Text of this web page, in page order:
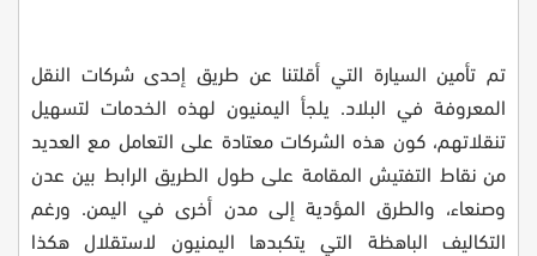
تم تأمين السيارة التي أقلتنا عن طريق إحدى شركات النقل
المعروفة في البلاد. يلجأ اليمنيون لهذه الخدمات لتسهيل
تنقلاتهم، كون هذه الشركات معتادة على التعامل مع العديد
من نقاط التفتيش المقامة على طول الطريق الرابط بين عدن
وصنعاء، والطرق المؤدية إلى مدن أخرى في اليمن. ورغم
التكاليف الباهظة التي يتكبدها اليمنيون لاستقلال هكذا